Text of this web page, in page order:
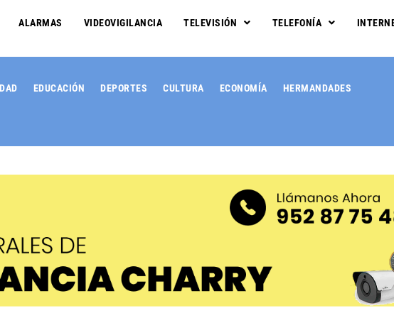
ALARMAS VIDEOVIGILANCIA TELEVISIÓN TELEFONÍA
EDUCACIÓN DEPORTES CULTURA ECONOMÍA HERMANDADES